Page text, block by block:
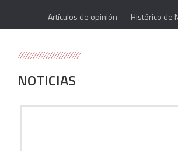
Artículos de opinión
Histórico de
NOTICIAS